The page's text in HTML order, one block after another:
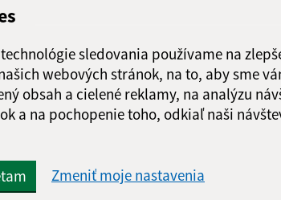
sledovania používame na
webových stránok, na to, aby sme
obsah a cielené reklamy, na analýzu
a na pochopenie toho, odkiaľ naši
Zmeniť moje nastavenia